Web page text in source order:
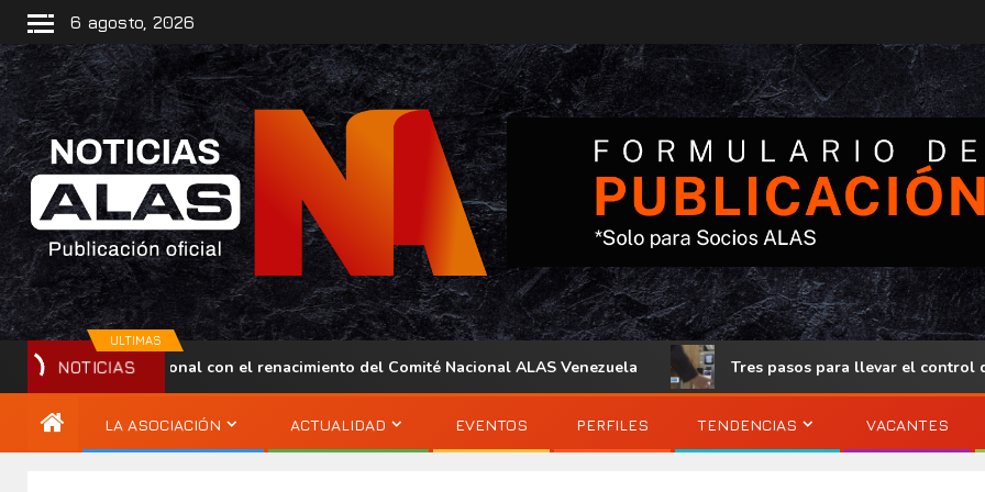
6 agosto, 2026
ULTIMAS
NOTICIAS
regional con el renacimiento del Comité Nacional ALAS Venezuela Tres pasos para llevar el control de acceso
LA ASOCIACIÓN ACTUALIDAD EVENTOS PERFILES TENDENCIAS VACANTES